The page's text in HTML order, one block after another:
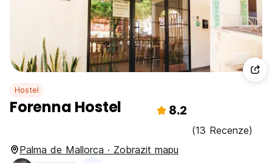
Hostel
Forenna Hostel 8.2
(13 Recenze)
Palma de Mallorca · Zobrazit mapu